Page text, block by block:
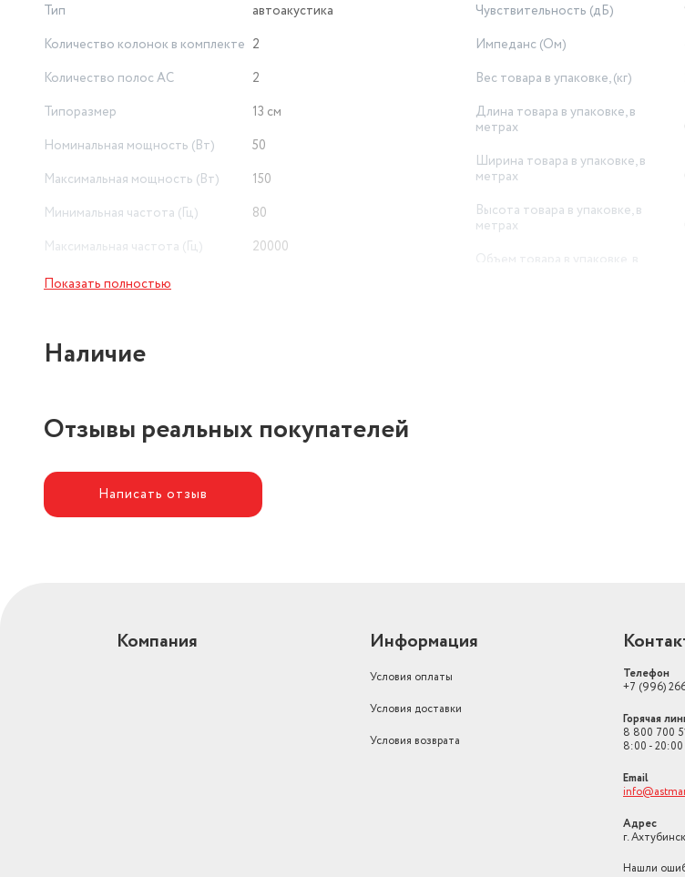
Тип
автоакустика
Количество колонок в комплекте 2
Количество полос AC
2
Типоразмер
13 см
Номинальная мощность (Вт)
50
Максимальная мощность (Вт)
150
Минимальная частота (Гц)
80
Максимальная частота (Гц)
20000
Чувствительность (дБ)
Импеданс (Ом)
Вес товара в упаковке, (кг)
Длина товара в упаковке, в
метрах
Ширина товара в упаковке, в
метрах
Высота товара в упаковке, в
метрах
Объем товара в упаковке, в
Показать полностью
Наличие
Отзывы реальных покупателей
Написать отзыв
Компания Информация
Условия оплаты
Условия доставки
Условия возврата
Телефон
+7 (996)
Горячая
8 800 700
8:00 -
Email
Адрес
г.
Нашли